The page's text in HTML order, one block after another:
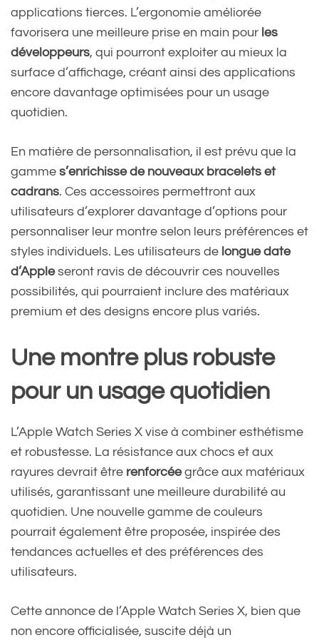
applications tierces. L’ergonomie améliorée
favorisera une meilleure prise en main pour les
développeurs, qui pourront exploiter au mieux la
surface d’affichage, créant ainsi des applications
encore davantage optimisées pour un usage
quotidien.
En matière de personnalisation, il est prévu que la
gamme s’enrichisse de nouveaux bracelets et
cadrans. Ces accessoires permettront aux
utilisateurs d’explorer davantage d’options pour
personnaliser leur montre selon leurs préférences et
styles individuels. Les utilisateurs de longue date
d’Appleseront ravis de découvrir ces nouvelles
possibilités, qui pourraient inclure des matériaux
premium et des designs encore plus variés.
Une montre plus robuste
pour un usage quotidien
L’Apple Watch Series X vise à combiner esthétisme
et robustesse. La résistance aux chocs et aux
rayures devrait être renforcéegrâce aux matériaux
utilisés, garantissant une meilleure durabilité au
quotidien. Une nouvelle gamme de couleurs
pourrait également être proposée, inspirée des
tendances actuelles et des préférences des
utilisateurs.
Cette annonce de l’Apple Watch Series X, bien que
non encore officialisée, suscite déjà un